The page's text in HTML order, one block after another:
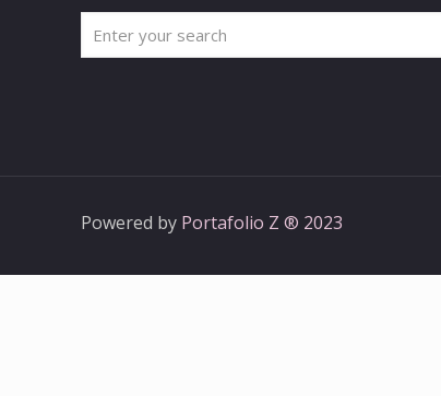
Powered by Portafolio Z ® 2023